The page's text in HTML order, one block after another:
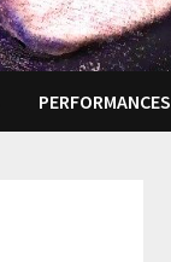
PERFORMANCES